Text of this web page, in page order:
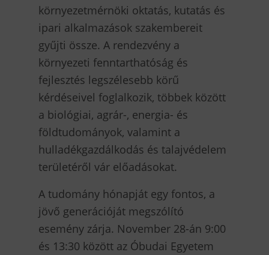
környezetmérnöki oktatás, kutatás és
ipari alkalmazások szakembereit
gyűjti össze. A rendezvény a
környezeti fenntarthatóság és
fejlesztés legszélesebb körű
kérdéseivel foglalkozik, többek között
a biológiai, agrár-, energia- és
földtudományok, valamint a
hulladékgazdálkodás és talajvédelem
területéről vár előadásokat.
A tudomány hónapját egy fontos, a
jövő generációját megszólító
esemény zárja. November 28-án 9:00
és 13:30 között az Óbudai Egyetem